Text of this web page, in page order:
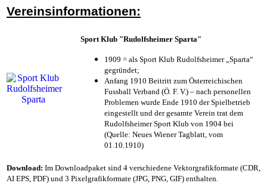
Vereinsinformationen:
Sport Klub "Rudolfsheimer Sparta"
1909 = als Sport Klub Rudolfsheimer „Sparta“
gegründet;
Anfang 1910 Beitritt zum Österreichischen
Fussball Verband (Ö. F. V.) – nach personellen
Problemen wurde Ende 1910 der Spielbetrieb
eingestellt und der gesamte Verein trat dem
Rudolfsheimer Sport Klub von 1904 bei
(Quelle: Neues Wiener Tagblatt, vom
01.10.1910)
Download: Im Downloadpaket sind 4 verschiedene Vektorgrafikformate (CDR,
AI EPS, PDF) und 3 Pixelgrafikformate (JPG, PNG, GIF) enthalten.